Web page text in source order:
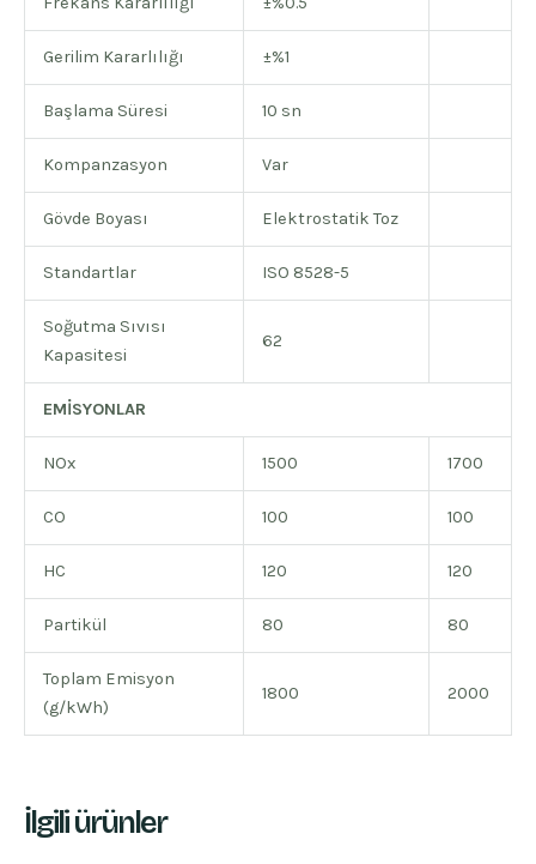
Gerilim Kararlılığı ±%1
Başlama Süresi 10 sn
Kompanzasyon Var
Gövde Boyası Elektrostatik Toz
Standartlar ISO 8528-5
Soğutma Sıvısı
Kapasitesi
62
EMİSYONLAR
NOx 1500 1700
CO 100 100
HC 120 120
Partikül 80 80
Toplam Emisyon
(g/kWh)
1800 2000
İlgili ürünler